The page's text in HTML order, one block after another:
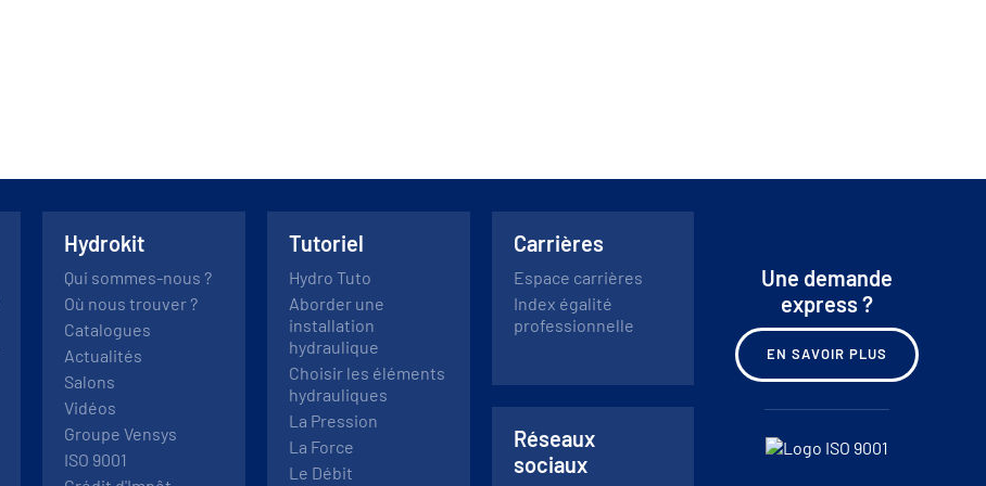
Hydrokit
Qui sommes-nous ?
Où nous trouver ?
Catalogues
Actualités
Salons
Vidéos
Groupe Vensys
ISO 9001
Tutoriel
Hydro Tuto
Aborder une
installation
hydraulique
Choisir les éléments
hydrauliques
La Pression
La Force
Le Débit
Carrières
Espace carrières
Index égalité
professionnelle
Réseaux
sociaux
Une demande
express ?
EN SAVOIR PLUS